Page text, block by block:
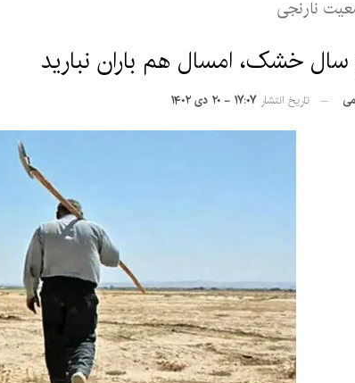
نارنجی
سال خشک، امسال هم باران نبارید
تاریخ انتشار ۱۷:۰۷ - ۲۰ دی ۱۴۰۲